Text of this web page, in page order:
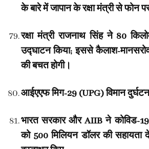
के बारे में जापान के रक्षा मंत्री से फोन
रक्षा मंत्री राजनाथ सिंह ने 80
उद्घाटन किया; इससे कैलाश-
की बचत होगी।
आईएएफ मिग-29 (UPG) विमान
भारत सरकार और AIIB ने कोविड-
को 500 मिलियन डॉलर की